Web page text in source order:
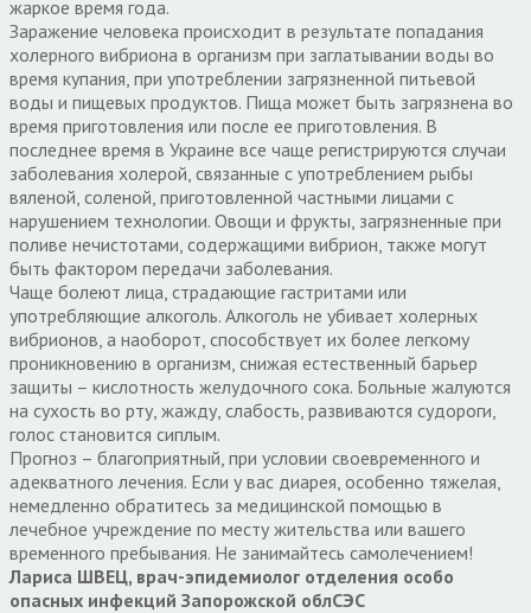
жаркое время года.
Заражение человека происходит в результате попадания
холерного вибриона в организм при заглатывании воды во
время купания, при употреблении загрязненной питьевой
воды и пищевых продуктов. Пища может быть загрязнена во
время приготовления или после ее приготовления. В
последнее время в Украине все чаще регистрируются случаи
заболевания холерой, связанные с употреблением рыбы
вяленой, соленой, приготовленной частными лицами с
нарушением технологии. Овощи и фрукты, загрязненные при
поливе нечистотами, содержащими вибрион, также могут
быть фактором передачи заболевания.
Чаще болеют лица, страдающие гастритами или
употребляющие алкоголь. Алкоголь не убивает холерных
вибрионов, а наоборот, способствует их более легкому
проникновению в организм, снижая естественный барьер
защиты – кислотность желудочного сока. Больные жалуются
на сухость во рту, жажду, слабость, развиваются судороги,
голос становится сиплым.
Прогноз – благоприятный, при условии своевременного и
адекватного лечения. Если у вас диарея, особенно тяжелая,
немедленно обратитесь за медицинской помощью в
лечебное учреждение по месту жительства или вашего
временного пребывания. Не занимайтесь самолечением!
Лариса ШВЕЦ, врач-эпидемиолог отделения особо
опасных инфекций Запорожской облСЭС